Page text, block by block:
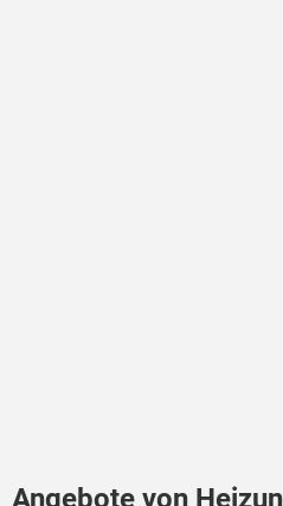
Angebote von